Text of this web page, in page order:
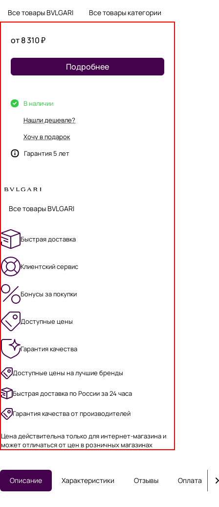
Все товары BVLGARI Все товары категории
от 8 310 ₽
Подробнее
В наличии
Нашли дешевле?
Хочу в подарок
Гарантия 5 лет
Все товары BVLGARI
Быстрая доставка
Клиентский сервис
Бонусы за покупки
Доступные цены
Гарантия качества
Доступные цены на лучшие бренды
Быстрая доставка по России за 24 часа
Гарантия качества от производителей
Цена действительна только для интернет-магазина и
может отличаться от цен в розничных магазинах
Описание Характеристики Отзывы Оплата